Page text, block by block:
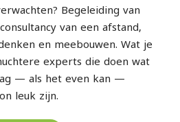
Begeleiding van
van een afstand,
en meebouwen. Wat je
experts die doen wat
— als het even kan —
leuk zijn.